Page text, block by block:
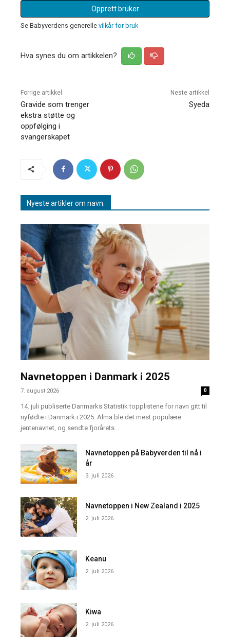
Opprett bruker
Se Babyverdens generelle vilkår for bruk
Hva synes du om artikkelen?
Forrige artikkel
Gravide som trenger
ekstra støtte og
oppfølging i
svangerskapet
Neste artikkel
Syeda
Nyeste artikler om navn:
Navnetoppen i Danmark i 2025
7. august 2026 0
14. juli publiserte Danmarks Statistik topplistene for navn gitt til
nyfødte i Danmark i 2025. Alma ble det mest populære
jentenavnet, og sendte fjorårets...
Navnetoppen på Babyverden til nå i
år
3. juli 2026
Navnetoppen i New Zealand i 2025
2. juli 2026
Keanu
2. juli 2026
Kiwa
2. juli 2026